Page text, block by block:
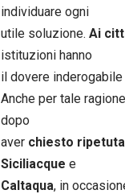
individuare ogni
utile soluzione. Ai
istituzioni hanno
il dovere
Anche per tale
dopo
aver chiesto
Siciliacque e
Caltaqua, in